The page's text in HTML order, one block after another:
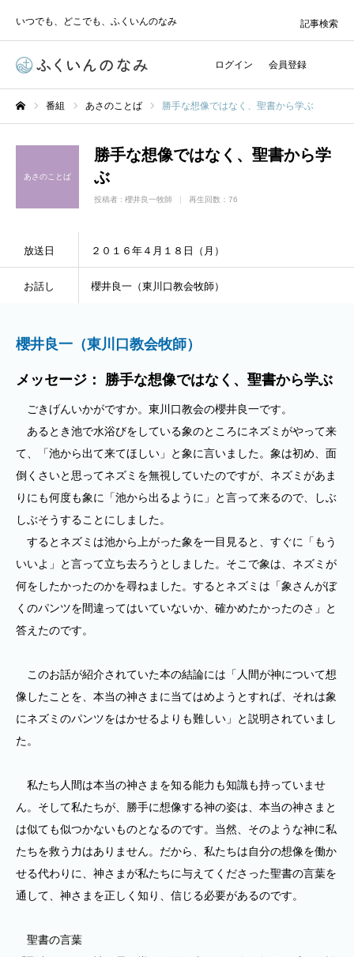
いつでも、どこでも、ふくいんのなみ
ログイン 会員登録
記事検索
番組 あさのことば 勝手な想像ではなく、聖書から学ぶ
あさのことば
勝手な想像ではなく、聖書から学
ぶ
投稿者 : 櫻井良一牧師 再生回数：76
放送日 ２０１６年４月１８日（月）
お話し 櫻井良一（東川口教会牧師）
櫻井良一（東川口教会牧師）
メッセージ： 勝手な想像ではなく、聖書から学ぶ
ごきげんいかがですか。東川口教会の櫻井良一です。
あるとき池で水浴びをしている象のところにネズミがやって来
て、「池から出て来てほしい」と象に言いました。象は初め、面
倒くさいと思ってネズミを無視していたのですが、ネズミがあま
りにも何度も象に「池から出るように」と言って来るので、しぶ
しぶそうすることにしました。
するとネズミは池から上がった象を一目見ると、すぐに「もう
いいよ」と言って立ち去ろうとしました。そこで象は、ネズミが
何をしたかったのかを尋ねました。するとネズミは「象さんがぼ
くのパンツを間違ってはいていないか、確かめたかったのさ」と
答えたのです。
このお話が紹介されていた本の結論には「人間が神について想
像したことを、本当の神さまに当てはめようとすれば、それは象
にネズミのパンツをはかせるよりも難しい」と説明されていまし
た。
私たち人間は本当の神さまを知る能力も知識も持っていませ
ん。そして私たちが、勝手に想像する神の姿は、本当の神さまと
は似ても似つかないものとなるのです。当然、そのような神に私
たちを救う力はありません。だから、私たちは自分の想像を働か
せる代わりに、神さまが私たちに与えてくださった聖書の言葉を
通して、神さまを正しく知り、信じる必要があるのです。
聖書の言葉